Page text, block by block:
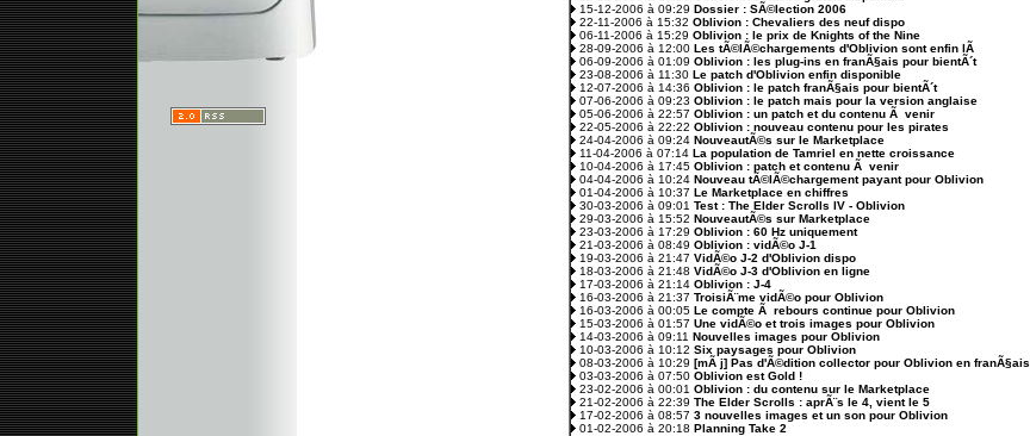
15-12-2006 à 09:29 Dossier : SÃ©lection 2006
22-11-2006 à 15:32 Oblivion : Chevaliers des neuf dispo
06-11-2006 à 15:29 Oblivion : le prix de Knights of the Nine
28-09-2006 à 12:00 Les tÃ©lÃ©chargements d'Oblivion sont enfin lÃ
06-09-2006 à 01:09 Oblivion : les plug-ins en franÃ§ais pour bientÃ´t
23-08-2006 à 11:30 Le patch d'Oblivion enfin disponible
12-07-2006 à 14:36 Oblivion : le patch franÃ§ais pour bientÃ´t
07-06-2006 à 09:23 Oblivion : le patch mais pour la version anglaise
05-06-2006 à 22:57 Oblivion : un patch et du contenu Ã venir
22-05-2006 à 22:22 Oblivion : nouveau contenu pour les pirates
24-04-2006 à 09:24 NouveautÃ©s sur le Marketplace
11-04-2006 à 07:14 La population de Tamriel en nette croissance
10-04-2006 à 17:45 Oblivion : patch et contenu Ã venir
04-04-2006 à 10:24 Nouveau tÃ©lÃ©chargement payant pour Oblivion
01-04-2006 à 10:37 Le Marketplace en chiffres
30-03-2006 à 09:01 Test : The Elder Scrolls IV - Oblivion
29-03-2006 à 15:52 NouveautÃ©s sur Marketplace
23-03-2006 à 17:29 Oblivion : 60 Hz uniquement
21-03-2006 à 08:49 Oblivion : vidÃ©o J-1
19-03-2006 à 21:47 VidÃ©o J-2 d'Oblivion dispo
18-03-2006 à 21:48 VidÃ©o J-3 d'Oblivion en ligne
17-03-2006 à 21:14 Oblivion : J-4
16-03-2006 à 21:37 TroisiÃ¨me vidÃ©o pour Oblivion
16-03-2006 à 00:05 Le compte Ã rebours continue pour Oblivion
15-03-2006 à 01:57 Une vidÃ©o et trois images pour Oblivion
14-03-2006 à 09:11 Nouvelles images pour Oblivion
10-03-2006 à 10:12 Six paysages pour Oblivion
08-03-2006 à 10:29 [mÃ j] Pas d'Ã©dition collector pour Oblivion en franÃ§ais
03-03-2006 à 07:50 Oblivion est Gold !
23-02-2006 à 00:01 Oblivion : du contenu sur le Marketplace
21-02-2006 à 22:39 The Elder Scrolls : aprÃ¨s le 4, vient le 5
17-02-2006 à 08:57 3 nouvelles images et un son pour Oblivion
01-02-2006 à 20:18 Planning Take 2